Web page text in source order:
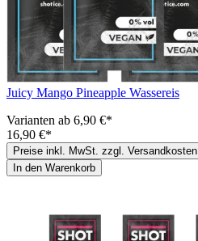
Juicy Mango Pineapple Wassereis
Varianten ab 6,90 €*
16,90 €*
Preise inkl. MwSt. zzgl. Versandkosten
In den Warenkorb